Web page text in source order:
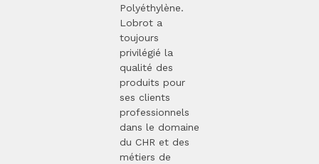
Polyéthylène.
Lobrot a
toujours
privilégié la
qualité des
produits pour
ses clients
professionnels
dans le domaine
du CHR et des
métiers de